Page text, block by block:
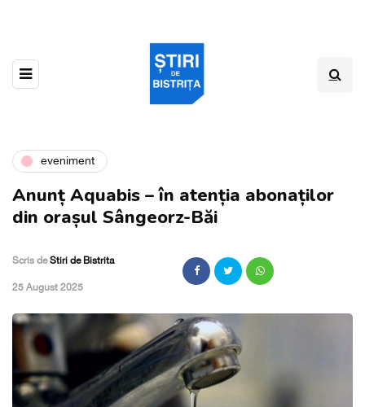
eveniment
Anunț Aquabis – în atenția abonaților
din orașul Sângeorz-Băi
Scris deStiri de Bistrita
,25 August 2025